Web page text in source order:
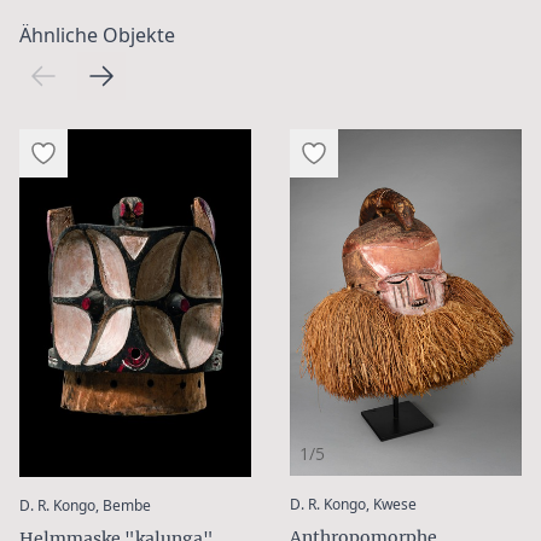
Ähnliche Objekte
D. R. Kongo, Bembe:
1/5
D. R. Kongo, Kwese: